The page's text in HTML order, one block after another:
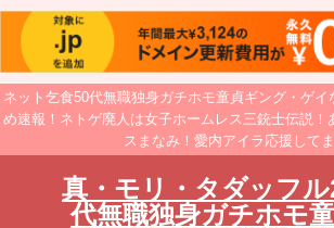
ネット乞食50代無職独身ガチホモ童貞ギング・ゲイ
め速報！ネトゲ廃人は女子ホームレス三銃士伝説！
スまなみ！愛内アイラ応援してま
真・モリ・タダッフル
代無職独身ガチホモ